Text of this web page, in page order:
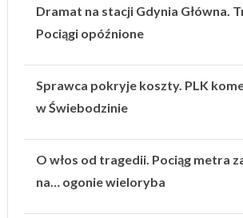
Dramat na stacji Gdynia Główna.
Pociągi opóźnione
Sprawca pokryje koszty. PLK
w Świebodzinie
O włos od tragedii. Pociąg metra
na… ogonie wieloryba